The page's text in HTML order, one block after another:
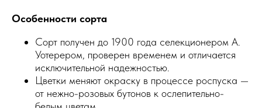
Особенности сорта
Сорт получен до 1900 года селекционером А.
Уотерером, проверен временем и отличается
исключительной надежностью.
Цветки меняют окраску в процессе роспуска —
от нежно-розовых бутонов к ослепительно-